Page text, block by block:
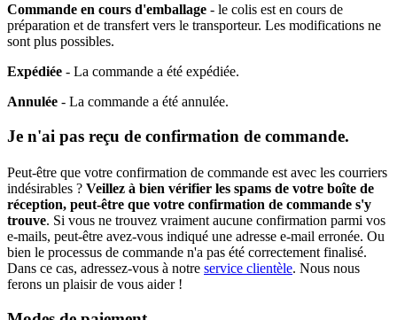
Commande en cours d'emballage - le colis est en cours de
préparation et de transfert vers le transporteur. Les modifications ne
sont plus possibles.
Expédiée - La commande a été expédiée.
Annulée - La commande a été annulée.
Je n'ai pas reçu de confirmation de commande.
Peut-être que votre confirmation de commande est avec les courriers
indésirables ? Veillez à bien vérifier les spams de votre boîte de
réception, peut-être que votre confirmation de commande s'y
trouve. Si vous ne trouvez vraiment aucune confirmation parmi vos
e-mails, peut-être avez-vous indiqué une adresse e-mail erronée. Ou
bien le processus de commande n'a pas été correctement finalisé.
Dans ce cas, adressez-vous à notre service clientèle. Nous nous
ferons un plaisir de vous aider !